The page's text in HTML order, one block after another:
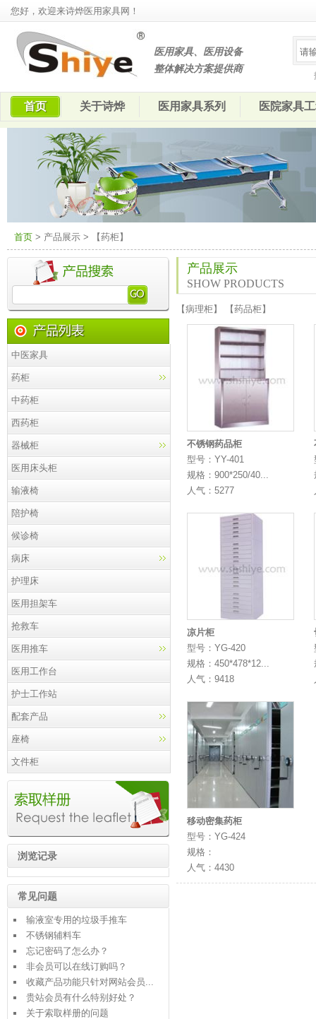
您好，欢迎来诗烨医用家具网！
医用家具、医用设备
整体解决方案提供商
首页 关于诗烨 医用家具系列 医院家具
首页 > 产品展示 > 【药柜】
中医家具
药柜
中药柜
西药柜
器械柜
医用床头柜
输液椅
陪护椅
候诊椅
病床
护理床
医用担架车
抢救车
医用推车
医用工作台
护士工作站
配套产品
座椅
文件柜
浏览记录
常见问题
输液室专用的垃圾手推车
不锈钢辅料车
忘记密码了怎么办？
非会员可以在线订购吗？
收藏产品功能只针对网站会员...
贵站会员有什么特别好处？
关于索取样册的问题
产品展示
SHOW PRODUCTS
【病理柜】 【药品柜】
不锈钢药品柜
型号：YY-401
规格：900*250/40...
人气：5277
凉片柜
型号：YG-420
规格：450*478*12...
人气：9418
移动密集药柜
型号：YG-424
规格：
人气：4430